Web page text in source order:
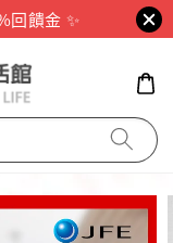
回饋金 ✨